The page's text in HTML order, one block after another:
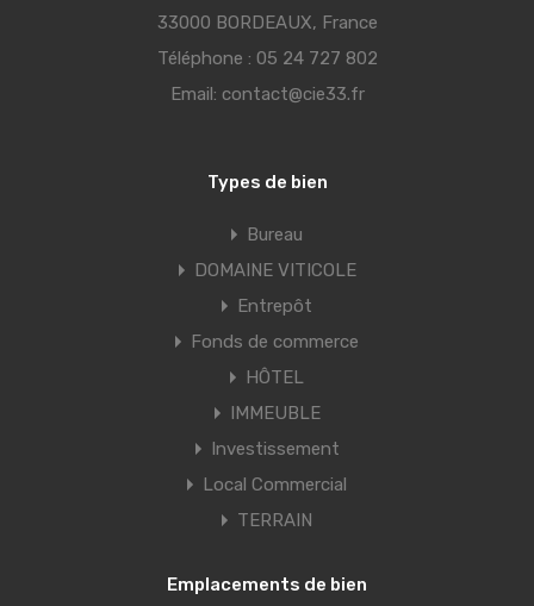
33000 BORDEAUX, France
Téléphone : 05 24 727 802
Email: contact@cie33.fr
Types de bien
Bureau
DOMAINE VITICOLE
Entrepôt
Fonds de commerce
HÔTEL
IMMEUBLE
Investissement
Local Commercial
TERRAIN
Emplacements de bien